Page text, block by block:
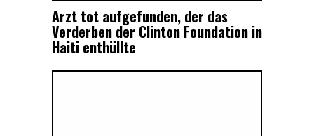
Arzt tot aufgefunden, der das
Verderben der Clinton Foundation in
Haiti enthüllte